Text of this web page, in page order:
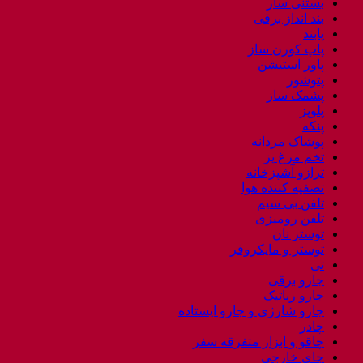
بند انداز برقی
پابند
پاپ کورن ساز
پاور استیشن
پتوشور
پشمک ساز
پلوپز
پنکه
پوشاک مردانه
تخم مرغ پز
ترازو آشپزخانه
تصفیه کننده هوا
تلفن بی سیم
تلفن رومیزی
توستر نان
توستر و مایکروفر
تی
جارو برقی
جارو رباتیک
جارو شارژی و جارو ایستاده
چادر
چاقو و ابزار متفرقه سفر
چای خارجی